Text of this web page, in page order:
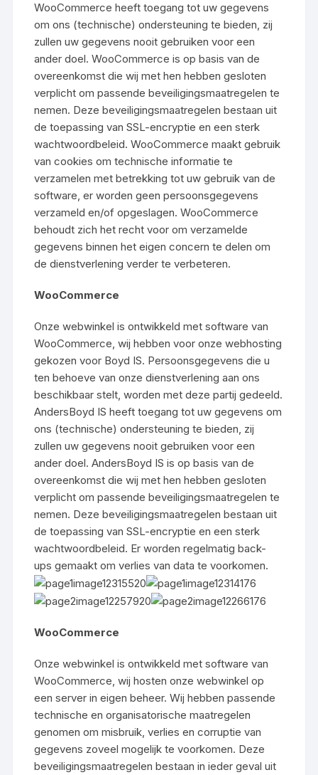
WooCommerce heeft toegang tot uw gegevens
om ons (technische) ondersteuning te bieden, zij
zullen uw gegevens nooit gebruiken voor een
ander doel. WooCommerce is op basis van de
overeenkomst die wij met hen hebben gesloten
verplicht om passende beveiligingsmaatregelen te
nemen. Deze beveiligingsmaatregelen bestaan uit
de toepassing van SSL-encryptie en een sterk
wachtwoordbeleid. WooCommerce maakt gebruik
van cookies om technische informatie te
verzamelen met betrekking tot uw gebruik van de
software, er worden geen persoonsgegevens
verzameld en/of opgeslagen. WooCommerce
behoudt zich het recht voor om verzamelde
gegevens binnen het eigen concern te delen om
de dienstverlening verder te verbeteren.
WooCommerce
Onze webwinkel is ontwikkeld met software van
WooCommerce, wij hebben voor onze webhosting
gekozen voor Boyd IS. Persoonsgegevens die u
ten behoeve van onze dienstverlening aan ons
beschikbaar stelt, worden met deze partij gedeeld.
AndersBoyd IS heeft toegang tot uw gegevens om
ons (technische) ondersteuning te bieden, zij
zullen uw gegevens nooit gebruiken voor een
ander doel. AndersBoyd IS is op basis van de
overeenkomst die wij met hen hebben gesloten
verplicht om passende beveiligingsmaatregelen te
nemen. Deze beveiligingsmaatregelen bestaan uit
de toepassing van SSL-encryptie en een sterk
wachtwoordbeleid. Er worden regelmatig back-
ups gemaakt om verlies van data te voorkomen.
WooCommerce
Onze webwinkel is ontwikkeld met software van
WooCommerce, wij hosten onze webwinkel op
een server in eigen beheer. Wij hebben passende
technische en organisatorische maatregelen
genomen om misbruik, verlies en corruptie van
gegevens zoveel mogelijk te voorkomen. Deze
beveiligingsmaatregelen bestaan in ieder geval uit